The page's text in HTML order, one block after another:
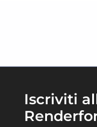
Iscriviti